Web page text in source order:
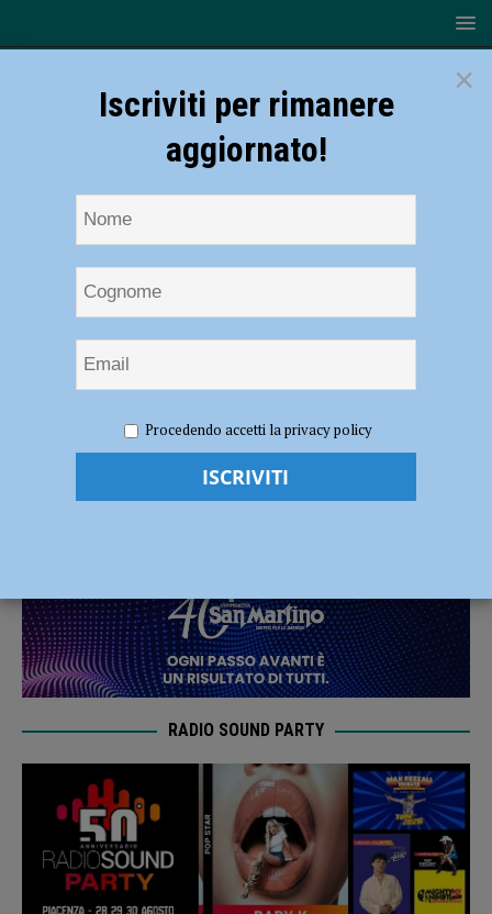
un’auto in via Colombo
Travolto da un’auto in via Colombo
RADIO SOUND PARTY
×
Iscriviti per rimanere
aggiornato!
Procedendo accetti la privacy policy